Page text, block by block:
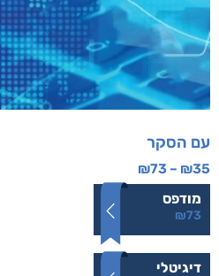
עם הסקר
₪35
–
₪73
מודפס
₪73
דיגיטלי